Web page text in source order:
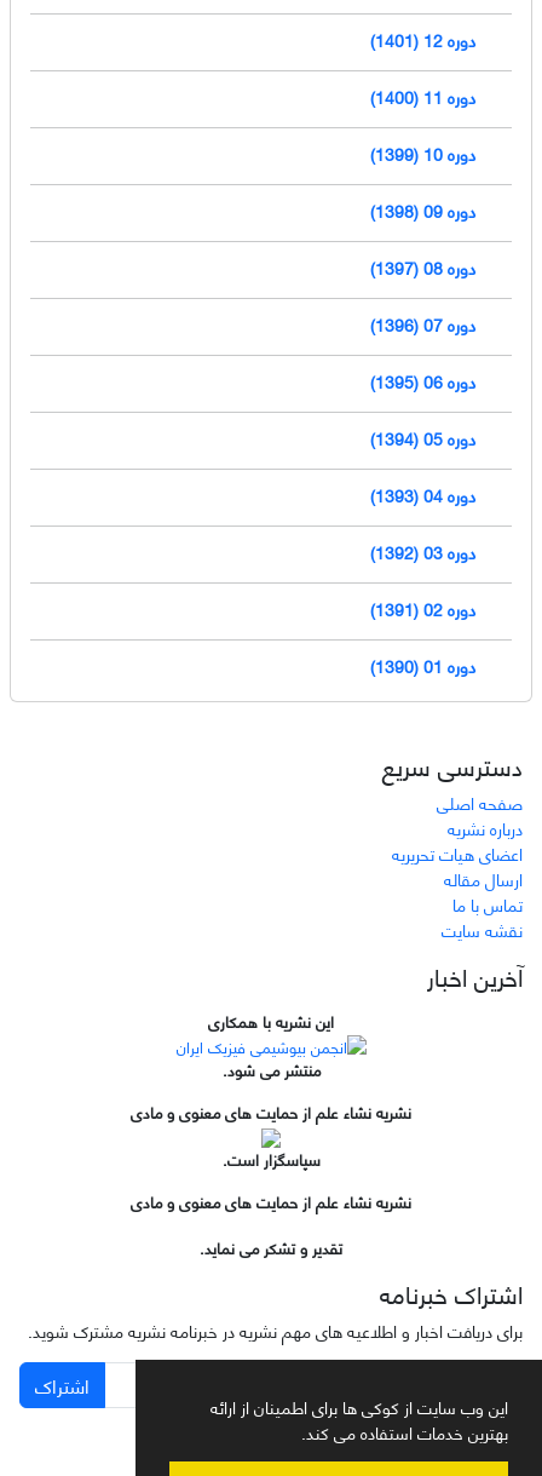
این وب سایت از کوکی ها برای اطمینان از ارائه
بهترین خدمات استفاده می کند.
دوره 12 (1401)
دوره 11 (1400)
دوره 10 (1399)
دوره 09 (1398)
دوره 08 (1397)
دوره 07 (1396)
دوره 06 (1395)
دوره 05 (1394)
دوره 04 (1393)
دوره 03 (1392)
دوره 02 (1391)
دوره 01 (1390)
دسترسی سریع
صفحه اصلی
درباره نشریه
اعضای هیات تحریریه
ارسال مقاله
تماس با ما
نقشه سایت
آخرین اخبار
این نشریه با همکاری
منتشر می شود.
نشریه نشاء علم از حمایت های معنوی و مادی
سپاسگزار است.
نشریه نشاء علم از حمایت های معنوی و مادی
تقدیر و تشکر می نماید.
اشتراک خبرنامه
برای دریافت اخبار و اطلاعیه های مهم نشریه در خبرنامه نشریه مشترک شوید.
اشتراک